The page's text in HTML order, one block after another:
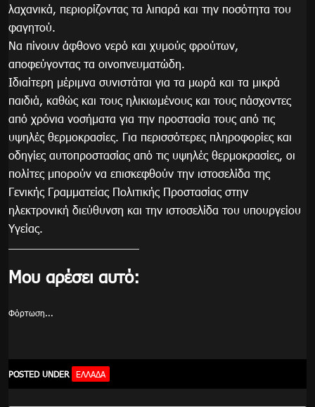
λαχανικά, περιορίζοντας τα λιπαρά και την ποσότητα του
φαγητού.
Να πίνουν άφθονο νερό και χυμούς φρούτων,
αποφεύγοντας τα οινοπνευματώδη.
Ιδιαίτερη μέριμνα συνιστάται για τα μωρά και τα μικρά
παιδιά, καθώς και τους ηλικιωμένους και τους πάσχοντες
από χρόνια νοσήματα για την προστασία τους από τις
υψηλές θερμοκρασίες. Για περισσότερες πληροφορίες και
οδηγίες αυτοπροστασίας από τις υψηλές θερμοκρασίες, οι
πολίτες μπορούν να επισκεφθούν την ιστοσελίδα της
Γενικής Γραμματείας Πολιτικής Προστασίας στην
ηλεκτρονική διεύθυνση και την ιστοσελίδα του υπουργείου
Υγείας.
Μου αρέσει αυτό:
Φόρτωση...
POSTED UNDER ΕΛΛΆΔΑ